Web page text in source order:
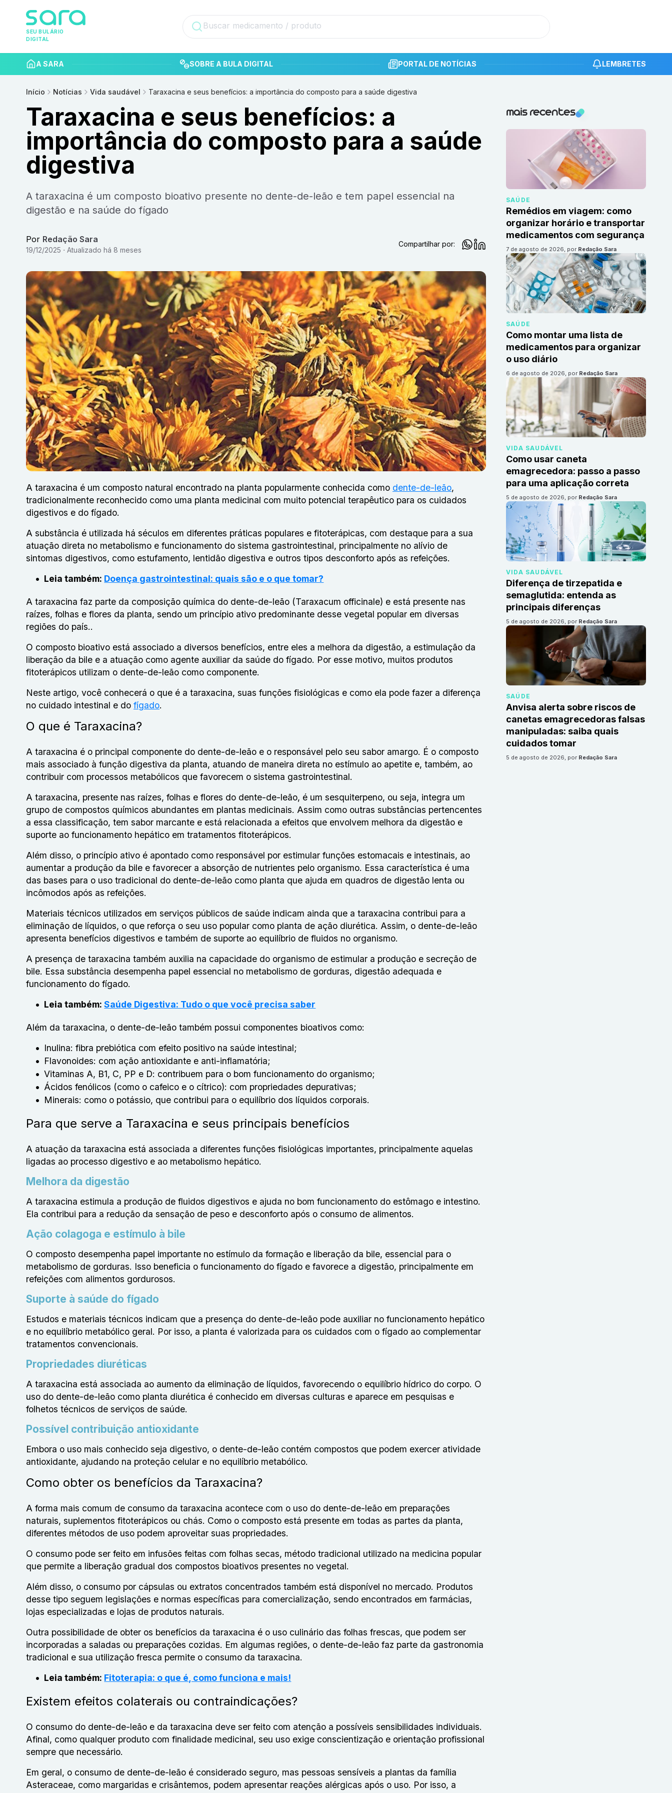
SEU BULÁRIO
DIGITAL
A SARA SOBRE A BULA DIGITAL PORTAL DE NOTÍCIAS LEMBRETES
Início Notícias Vida saudável Taraxacina e seus benefícios: a importância do composto para a saúde digestiva
Taraxacina e seus benefícios: a
importância do composto para a saúde
digestiva
A taraxacina é um composto bioativo presente no dente-de-leão e tem papel essencial na
digestão e na saúde do fígado
Por Redação Sara
19/12/2025 Atualizado há 8 meses
Compartilhar por:
A taraxacina é um composto natural encontrado na planta popularmente conhecida como dente-de-leão,
tradicionalmente reconhecido como uma planta medicinal com muito potencial terapêutico para os cuidados
digestivos e do fígado.
A substância é utilizada há séculos em diferentes práticas populares e fitoterápicas, com destaque para a sua
atuação direta no metabolismo e funcionamento do sistema gastrointestinal, principalmente no alívio de
sintomas digestivos, como estufamento, lentidão digestiva e outros tipos desconforto após as refeições.
Leia também: Doença gastrointestinal: quais são e o que tomar?
A taraxacina faz parte da composição química do dente-de-leão (Taraxacum officinale) e está presente nas
raízes, folhas e flores da planta, sendo um princípio ativo predominante desse vegetal popular em diversas
regiões do país..
O composto bioativo está associado a diversos benefícios, entre eles a melhora da digestão, a estimulação da
liberação da bile e a atuação como agente auxiliar da saúde do fígado. Por esse motivo, muitos produtos
fitoterápicos utilizam o dente-de-leão como componente.
Neste artigo, você conhecerá o que é a taraxacina, suas funções fisiológicas e como ela pode fazer a diferença
no cuidado intestinal e do fígado.
O que é Taraxacina?
A taraxacina é o principal componente do dente-de-leão e o responsável pelo seu sabor amargo. É o composto
mais associado à função digestiva da planta, atuando de maneira direta no estímulo ao apetite e, também, ao
contribuir com processos metabólicos que favorecem o sistema gastrointestinal.
A taraxacina, presente nas raízes, folhas e flores do dente-de-leão, é um sesquiterpeno, ou seja, integra um
grupo de compostos químicos abundantes em plantas medicinais. Assim como outras substâncias pertencentes
a essa classificação, tem sabor marcante e está relacionada a efeitos que envolvem melhora da digestão e
suporte ao funcionamento hepático em tratamentos fitoterápicos.
Além disso, o princípio ativo é apontado como responsável por estimular funções estomacais e intestinais, ao
aumentar a produção da bile e favorecer a absorção de nutrientes pelo organismo. Essa característica é uma
das bases para o uso tradicional do dente-de-leão como planta que ajuda em quadros de digestão lenta ou
incômodos após as refeições.
Materiais técnicos utilizados em serviços públicos de saúde indicam ainda que a taraxacina contribui para a
eliminação de líquidos, o que reforça o seu uso popular como planta de ação diurética. Assim, o dente-de-leão
apresenta benefícios digestivos e também de suporte ao equilíbrio de fluidos no organismo.
A presença de taraxacina também auxilia na capacidade do organismo de estimular a produção e secreção de
bile. Essa substância desempenha papel essencial no metabolismo de gorduras, digestão adequada e
funcionamento do fígado.
Leia também:Saúde Digestiva: Tudo o que você precisa saber
Além da taraxacina, o dente-de-leão também possui componentes bioativos como:
Inulina: fibra prebiótica com efeito positivo na saúde intestinal;
Flavonoides: com ação antioxidante e anti-inflamatória;
Vitaminas A, B1, C, PP e D: contribuem para o bom funcionamento do organismo;
Ácidos fenólicos (como o cafeico e o cítrico): com propriedades depurativas;
Minerais: como o potássio, que contribui para o equilíbrio dos líquidos corporais.
Para que serve a Taraxacina e seus principais benefícios
A atuação da taraxacina está associada a diferentes funções fisiológicas importantes, principalmente aquelas
ligadas ao processo digestivo e ao metabolismo hepático.
Melhora da digestão
A taraxacina estimula a produção de fluidos digestivos e ajuda no bom funcionamento do estômago e intestino.
Ela contribui para a redução da sensação de peso e desconforto após o consumo de alimentos.
Ação colagoga e estímulo à bile
O composto desempenha papel importante no estímulo da formação e liberação da bile, essencial para o
metabolismo de gorduras. Isso beneficia o funcionamento do fígado e favorece a digestão, principalmente em
refeições com alimentos gordurosos.
Suporte à saúde do fígado
Estudos e materiais técnicos indicam que a presença do dente-de-leão pode auxiliar no funcionamento hepático
e no equilíbrio metabólico geral. Por isso, a planta é valorizada para os cuidados com o fígado ao complementar
tratamentos convencionais.
Propriedades diuréticas
A taraxacina está associada ao aumento da eliminação de líquidos, favorecendo o equilíbrio hídrico do corpo. O
uso do dente-de-leão como planta diurética é conhecido em diversas culturas e aparece em pesquisas e
folhetos técnicos de serviços de saúde.
Possível contribuição antioxidante
Embora o uso mais conhecido seja digestivo, o dente-de-leão contém compostos que podem exercer atividade
antioxidante, ajudando na proteção celular e no equilíbrio metabólico.
Como obter os benefícios da Taraxacina?
A forma mais comum de consumo da taraxacina acontece com o uso do dente-de-leão em preparações
naturais, suplementos fitoterápicos ou chás. Como o composto está presente em todas as partes da planta,
diferentes métodos de uso podem aproveitar suas propriedades.
O consumo pode ser feito em infusões feitas com folhas secas, método tradicional utilizado na medicina popular
que permite a liberação gradual dos compostos bioativos presentes no vegetal.
Além disso, o consumo por cápsulas ou extratos concentrados também está disponível no mercado. Produtos
desse tipo seguem legislações e normas específicas para comercialização, sendo encontrados em farmácias,
lojas especializadas e lojas de produtos naturais.
Outra possibilidade de obter os benefícios da taraxacina é o uso culinário das folhas frescas, que podem ser
incorporadas a saladas ou preparações cozidas. Em algumas regiões, o dente-de-leão faz parte da gastronomia
tradicional e sua utilização fresca permite o consumo da taraxacina.
Leia também: Fitoterapia: o que é, como funciona e mais!
Existem efeitos colaterais ou contraindicações?
O consumo do dente-de-leão e da taraxacina deve ser feito com atenção a possíveis sensibilidades individuais.
Afinal, como qualquer produto com finalidade medicinal, seu uso exige conscientização e orientação profissional
sempre que necessário.
Em geral, o consumo de dente-de-leão é considerado seguro, mas pessoas sensíveis a plantas da família
Asteraceae, como margaridas e crisântemos, podem apresentar reações alérgicas após o uso. Por isso, a
Notícias recentes
mais recentes
SAÚDE
Remédios em viagem: como
organizar horário e transportar
medicamentos com segurança
7 de agosto de 2026, por Redação Sara
SAÚDE
Como montar uma lista de
medicamentos para organizar
o uso diário
6 de agosto de 2026, por Redação Sara
VIDA SAUDÁVEL
Como usar caneta
emagrecedora: passo a passo
para uma aplicação correta
5 de agosto de 2026, por Redação Sara
VIDA SAUDÁVEL
Diferença de tirzepatida e
semaglutida: entenda as
principais diferenças
5 de agosto de 2026, por Redação Sara
SAÚDE
Anvisa alerta sobre riscos de
canetas emagrecedoras falsas
manipuladas: saiba quais
cuidados tomar
5 de agosto de 2026, por Redação Sara